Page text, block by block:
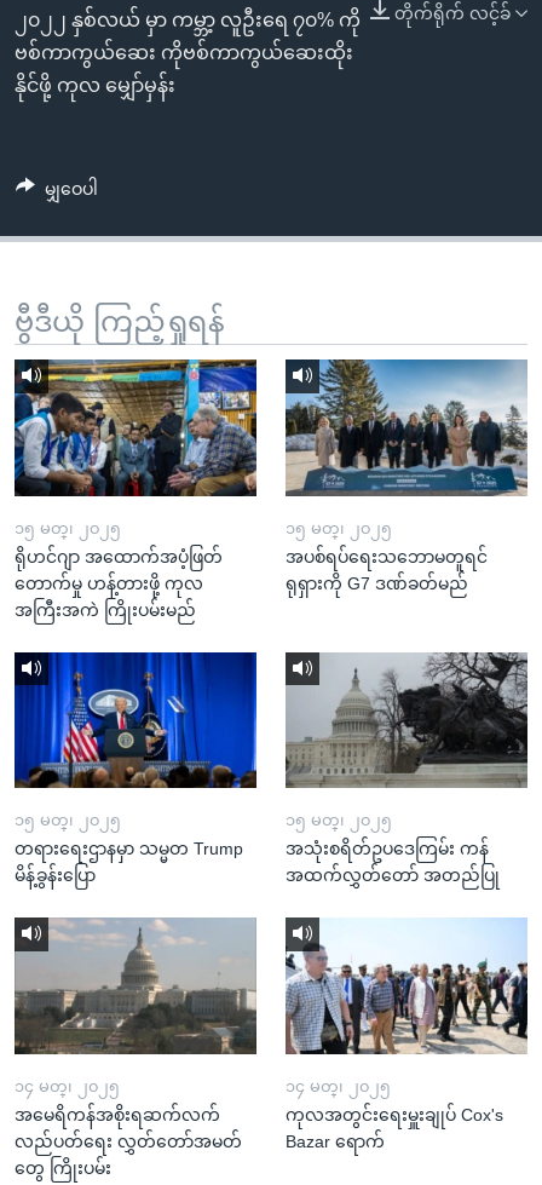
ကျော်
ကြည့်
ရန်
သို့
ရန်
ဗွီအိုအေ လူမှုကွန်ယက်များ တိုက်ရိုက် လင့်ခ်
၂၀၂၂ နှစ်လယ် မှာ ကမ္ဘာ့ လူဦးရေ ၇၀% ကို
ဗစ်ကာကွယ်ဆေး ကိုဗစ်ကာကွယ်ဆေးထိုး
နိုင်ဖို့ ကုလ မျှော်မှန်း
မျှဝေပါ
ဗွီဒီယို ကြည့်ရှုရန်
၁၅ မတ္၊ ၂၀၂၅
ရိုဟင်ဂျာ အထောက်အပံ့ဖြတ်
တောက်မှု ဟန့်တားဖို့ ကုလ
အကြီးအကဲ ကြိုးပမ်းမည်
၁၅ မတ္၊ ၂၀၂၅
အပစ်ရပ်ရေးသဘောမတူရင်
ရုရှားကို G7 ဒဏ်ခတ်မည်
၁၅ မတ္၊ ၂၀၂၅
တရားရေးဌာနမှာ သမ္မတ Trump
မိန့်ခွန်းပြော
၁၅ မတ္၊ ၂၀၂၅
အသုံးစရိတ်ဥပဒေကြမ်း ကန်
အထက်လွှတ်တော် အတည်ပြု
၁၄ မတ္၊ ၂၀၂၅
အမေရိကန်အစိုးရဆက်လက်
လည်ပတ်ရေး လွှတ်တော်အမတ်
တွေ ကြိုးပမ်း
၁၄ မတ္၊ ၂၀၂၅
ကုလအတွင်းရေးမှူးချုပ် Cox's
Bazar ရောက်